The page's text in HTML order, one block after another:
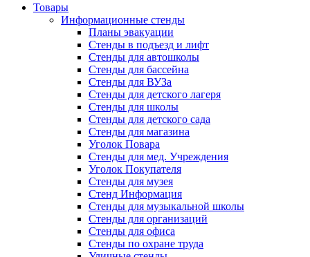
Товары
Информационные стенды
Планы эвакуации
Стенды в подъезд и лифт
Стенды для автошколы
Стенды для бассейна
Стенды для ВУЗа
Стенды для детского лагеря
Стенды для школы
Стенды для детского сада
Стенды для магазина
Уголок Повара
Стенды для мед. Учреждения
Уголок Покупателя
Стенды для музея
Стенд Информация
Стенды для музыкальной школы
Стенды для организаций
Стенды для офиса
Стенды по охране труда